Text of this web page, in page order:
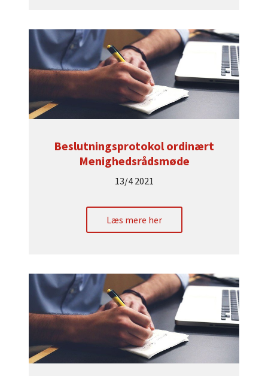
Beslutningsprotokol ordinært
Menighedsrådsmøde
13/4 2021
Læs mere her